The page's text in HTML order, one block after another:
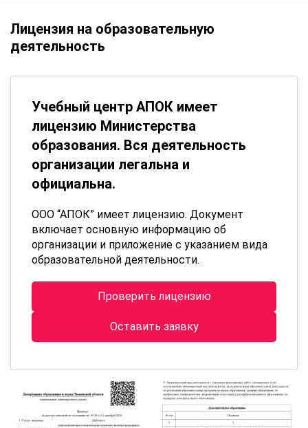
Лицензия на образовательную
деятельность
Учебный центр АПОК имеет
лицензию Министерства
образования. Вся деятельность
организации легальна и
официальна.
ООО “АПОК” имеет лицензию. Документ
включает основную информацию об
организации и приложение с указанием вида
образовательной деятельности.
Проверить лицензию
Оставить заявку